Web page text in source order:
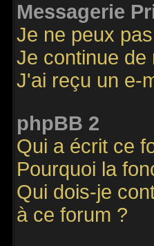
Messagerie
Je ne peux
Je continue
J'ai reçu un e-
phpBB 2
Qui a écrit ce
Pourquoi la
Qui dois-je
à ce forum ?